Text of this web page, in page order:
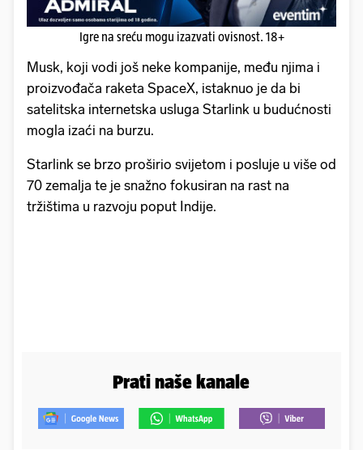
Igre na sreću mogu izazvati ovisnost. 18+
Musk, koji vodi još neke kompanije, među njima i
proizvođača raketa SpaceX, istaknuo je da bi
satelitska internetska usluga Starlink u budućnosti
mogla izaći na burzu.
Starlink se brzo proširio svijetom i posluje u više od
70 zemalja te je snažno fokusiran na rast na
tržištima u razvoju poput Indije.
Prati naše kanale